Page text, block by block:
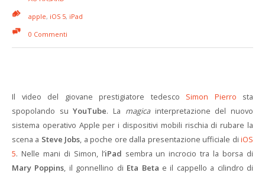
apple, iOS 5, iPad
0 Commenti
Il video del giovane prestigiatore tedesco Simon Pierro sta
spopolando suYouTube. La magica interpretazione del nuovo
sistema operativo Apple per i dispositivi mobili rischia di rubare la
scena a Steve Jobs, a poche ore dalla presentazione ufficiale diiOS
5. Nelle mani di Simon, l’iPad sembra un incrocio tra la borsa di
Mary Poppins, il gonnellino di Eta Beta e il cappello a cilindro di